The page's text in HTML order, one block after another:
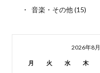
音楽・その他(15)
2026年8月
月 火 水 木